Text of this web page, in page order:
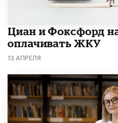
Циан и Фоксфорд
оплачивать ЖКУ
13 АПРЕЛЯ